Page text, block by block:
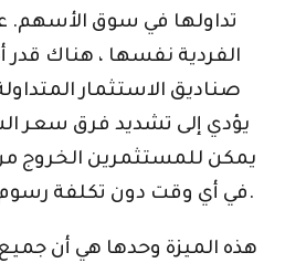
تداولها في سوق
الفردية نفسها ، هناك قدر
صناديق الاستثمار
يؤدي إلى تشديد فرق سعر
يمكن للمستثمرين الخروج
في أي وقت دون تكلفة رسوم المعاملات الكبيرة.
هذه الميزة وحدها هي أن